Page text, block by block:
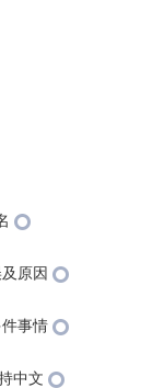
原因
事情
中文